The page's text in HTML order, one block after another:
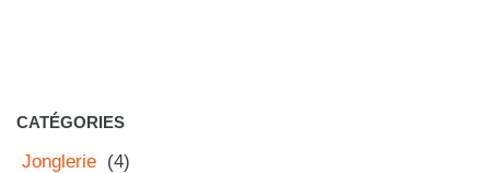
CATÉGORIES
Jonglerie (4)